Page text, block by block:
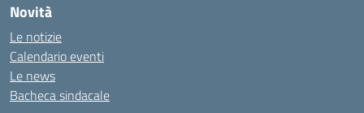
Novità
Le notizie
Calendario eventi
Le news
Bacheca sindacale